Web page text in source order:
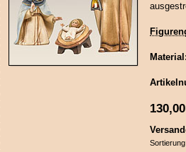
130,00